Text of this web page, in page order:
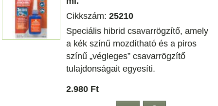
Cikkszám: 25210
Speciális hibrid csavarrögzítő, amely
a kék színű mozdítható és a piros
színű „végleges” csavarrögzítő
tulajdonságait egyesíti.
2.980 Ft